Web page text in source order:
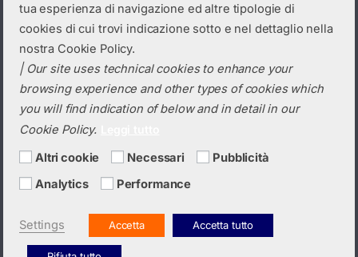
Seleziona una categoria
Hai bisogno di un preventivo?
+39 0423 6326
tua esperienza di navigazione ed altre tipologie di
cookies di cui trovi indicazione sotto e nel dettaglio nella
nostra Cookie Policy.
| Our site uses technical cookies to enhance your
browsing experience and other types of cookies which
you will find indication of below and in detail in our
Cookie Policy.
Altri cookie Necessari
Pubblicità
Analytics
Performance
Settings Accetta Accetta tutto